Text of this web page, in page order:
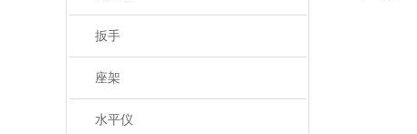
扳手
座架
水平仪